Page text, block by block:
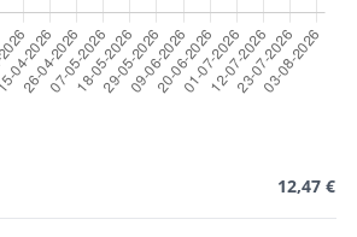
12,47 €